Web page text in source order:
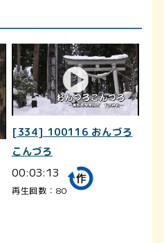
[334] 100116 おんづろ
こんづろ
00:03:13
再生回数：80